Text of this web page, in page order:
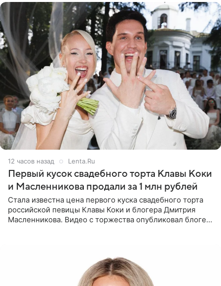
12 часов назад Lenta.Ru
Первый кусок свадебного торта Клавы Коки
и Масленникова продали за 1 млн рублей
Стала известна цена первого куска свадебного торта
российской певицы Клавы Коки и блогера Дмитрия
Масленникова. Видео с торжества опубликовал блогер